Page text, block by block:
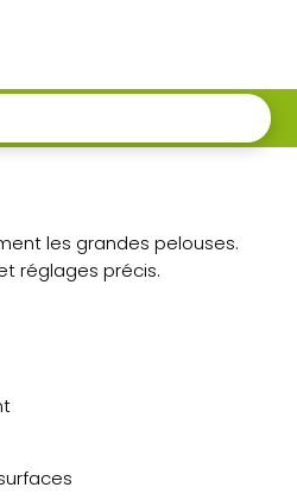
les grandes pelouses.
réglages précis.